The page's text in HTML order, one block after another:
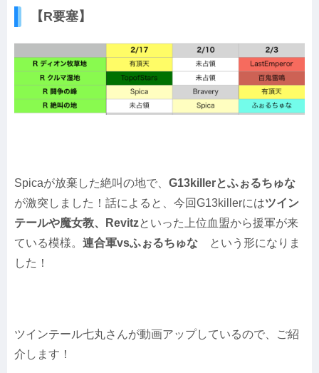
【R要塞】
Spicaが放棄した絶叫の地で、 G13killerとふぉるちゅな
が激突しました！話によると、今回G13killerにはツイン
テールや魔女教、Revitzといった上位血盟から援軍が来
ている模様。 連合軍vsふぉるちゅな という形になりま
した！
ツインテール七丸さんが動画アップしているので、ご紹
介します！